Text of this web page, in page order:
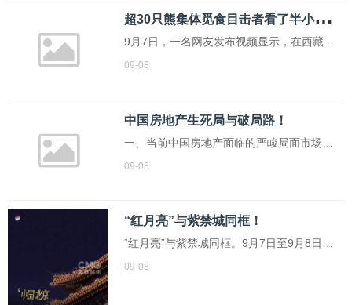
买早餐送来。为减轻司机心理负担，交警还
以“买腐竹”为由赠送200元，暖心举动令司机
感动欲...
超
30只熊集体觅食目击者看了半小时 激动又害怕
9月7日，一名网友发布视频显示，在西藏边
坝县附近的一个垃圾站内，有多只熊在觅
动又害怕，并在一旁观察了半小时，期间这
些熊一直在觅食并未离开
09-08
中国房地产生死局与破局路！
一、当前中国房地产面临的严峻局面市场表
现低迷当前中国房地产市场的低迷态势，已
环，行业整体陷入寒冬期。从房价维度来
看，持续下跌并非局部现象，而是呈现“普跌
+区域分化加...
09-08
“红月亮”与紫禁城同框！
“红月亮”与紫禁城同框。9月7日至9月8日凌
晨，天象奇观“红月亮”再现天宇，我国全境见
09-08